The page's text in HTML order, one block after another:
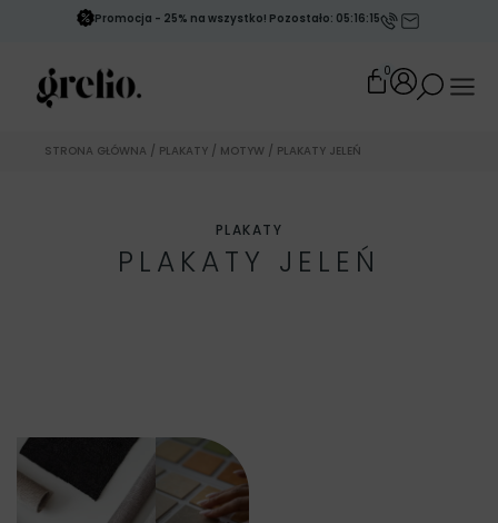
Promocja - 25% na wszystko! Pozostało: 05:16:13
0
STRONA GŁÓWNA / PLAKATY / MOTYW / PLAKATY JELEŃ
PLAKATY
PLAKATY JELEŃ